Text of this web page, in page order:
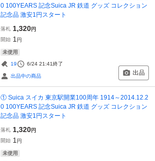
0 100YEARS 記念Suica JR 鉄道 グッズ コレクション
記念品 激安1円スタート
落札 1,320円
開始 1 円
未使用
19 6/24 21:41終了
出品中の商品 出品
① Suica スイカ 東京駅開業100周年 1914～2014.12.2
0 100YEARS 記念Suica JR 鉄道 グッズ コレクション
記念品 激安1円スタート
落札 1,320円
開始 1 円
未使用